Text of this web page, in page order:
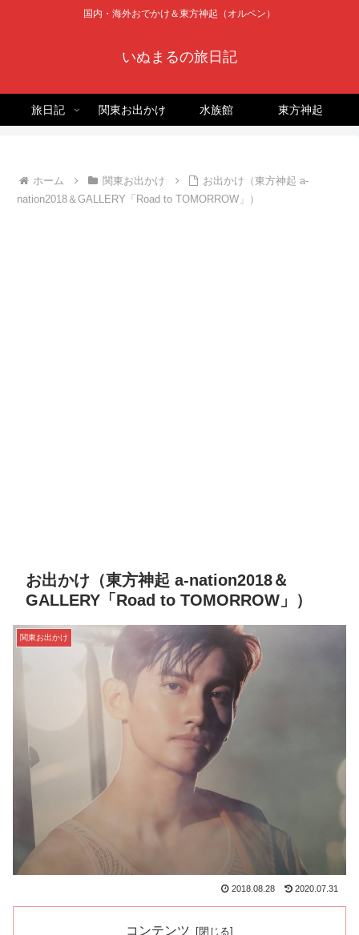
国内・海外おでかけ＆東方神起（オルペン）
いぬまるの旅日記
旅日記 関東お出かけ 水族館 東方神起
ホーム 関東お出かけ
お出かけ（東方神起 a-
nation2018＆GALLERY「Road to TOMORROW」）
お出かけ（東方神起 a-nation2018＆
GALLERY「Road to TOMORROW」）
関東お出かけ
2018.08.28 2020.07.31
コンテンツ